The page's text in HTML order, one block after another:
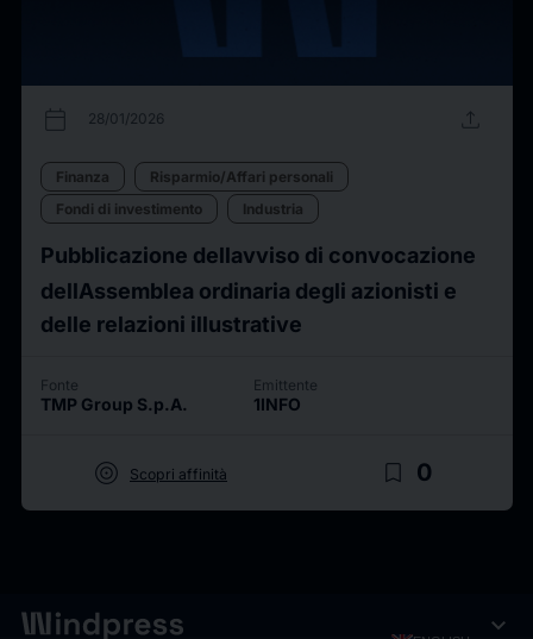
calendar_today 28/01/2026 upload
Finanza
Risparmio/Affari personali
Fondi di investimento
Industria
Pubblicazione dellavviso di convocazione
dellAssemblea ordinaria degli azionisti e
delle relazioni illustrative
Fonte
TMP Group S.p.A.
Emittente
1INFO
target Scopri affinità bookmark_border 0
expand_more